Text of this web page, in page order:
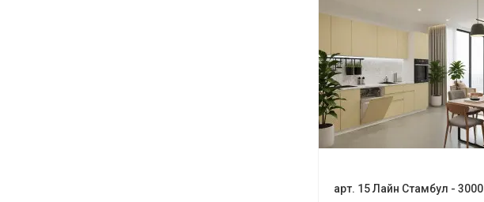
арт. 15 Лайн Стамбул - 3000